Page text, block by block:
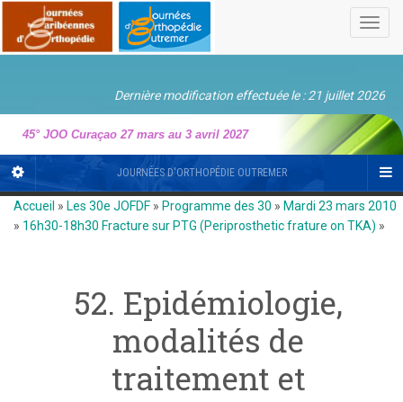
Dernière modification effectuée le : 21 juillet 2026
45° JOO Curaçao 27 mars au 3 avril 2027
JOURNÉES D'ORTHOPÉDIE OUTREMER
Accueil » Les 30e JOFDF » Programme des 30 » Mardi 23 mars 2010
» 16h30-18h30 Fracture sur PTG (Periprosthetic frature on TKA) »
52. Epidémiologie,
modalités de
traitement et